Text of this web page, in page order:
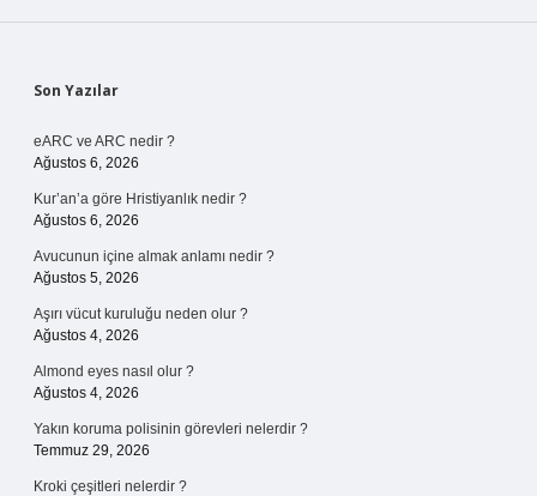
Sidebar
Son Yazılar
eARC ve ARC nedir ?
Ağustos 6, 2026
Kur’an’a göre Hristiyanlık nedir ?
Ağustos 6, 2026
Avucunun içine almak anlamı nedir ?
Ağustos 5, 2026
Aşırı vücut kuruluğu neden olur ?
Ağustos 4, 2026
Almond eyes nasıl olur ?
Ağustos 4, 2026
Yakın koruma polisinin görevleri nelerdir ?
Temmuz 29, 2026
Kroki çeşitleri nelerdir ?